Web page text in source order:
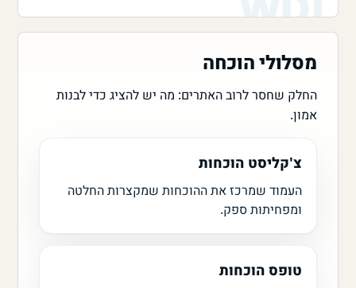
מסלולי הוכחה
החלק שחסר לרוב האתרים: מה יש להציג כדי לבנות
אמון.
צ'קליסט הוכחות
העמוד שמרכז את ההוכחות שמקצרות החלטה
ומפחיתות ספק.
טופס הוכחות